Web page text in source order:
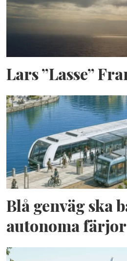
Lars ”Lasse”
Blå genväg ska
autonoma färjor